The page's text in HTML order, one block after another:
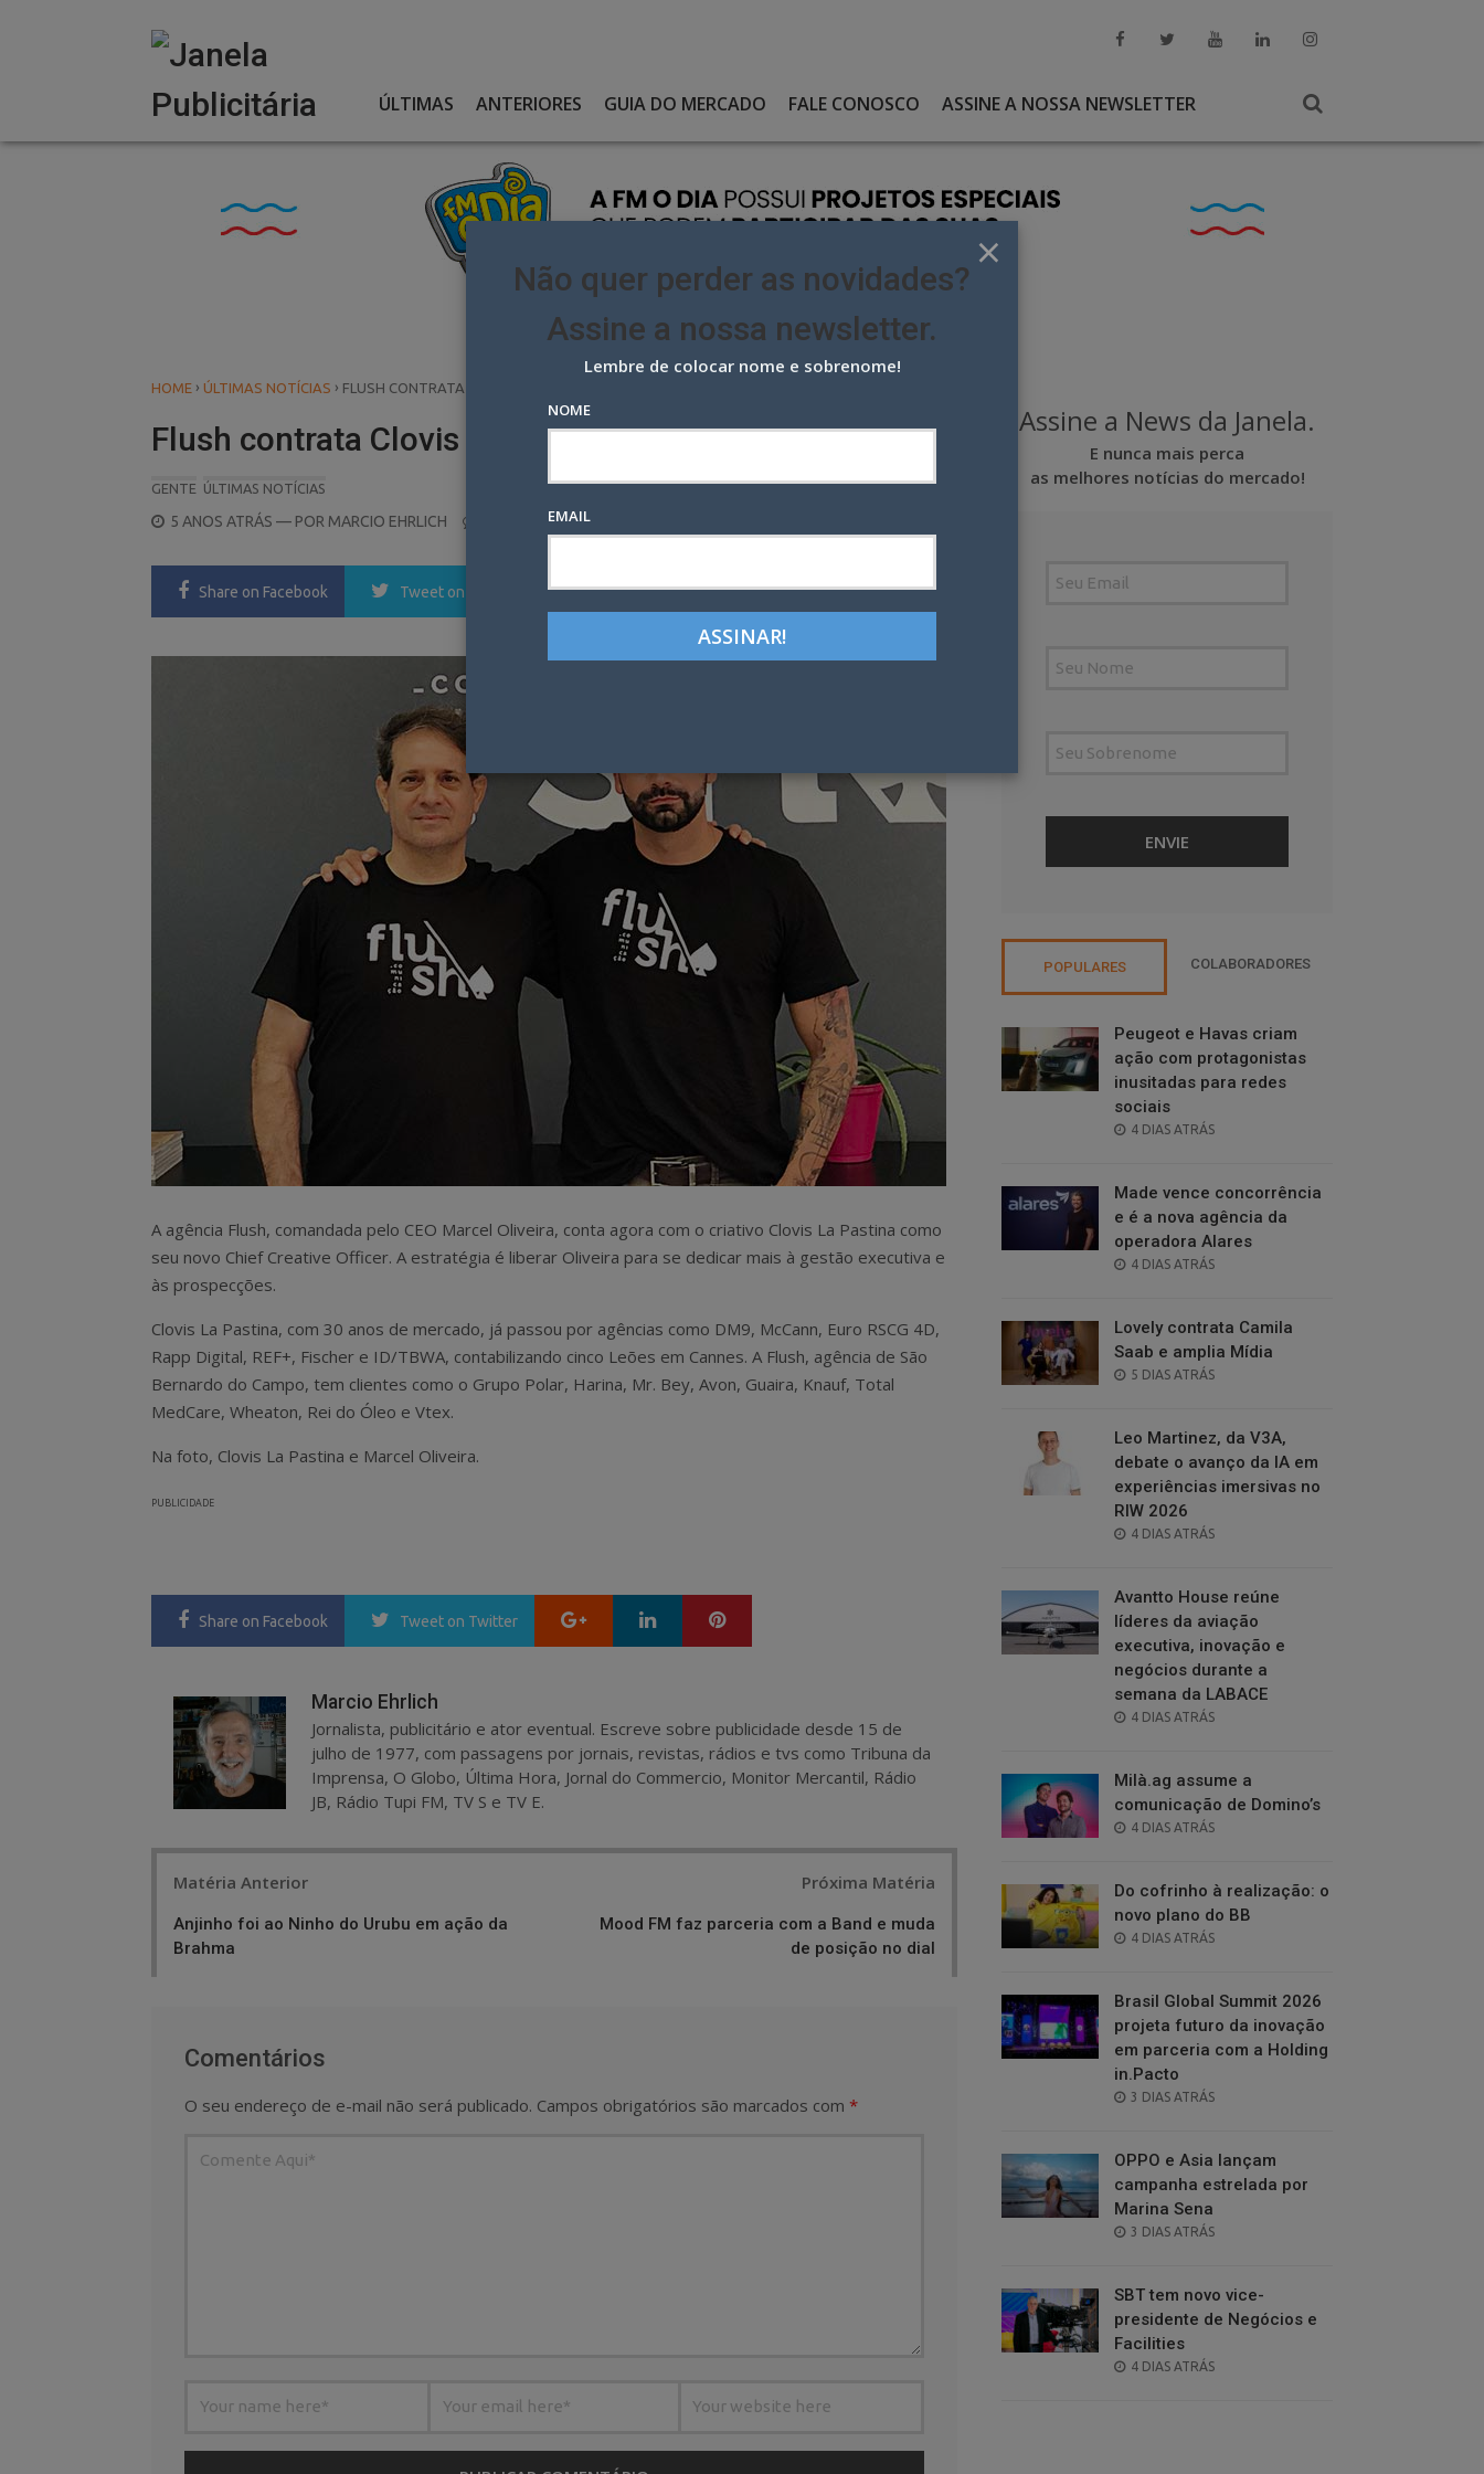
ÚLTIMAS ANTERIORES GUIA DO MERCADO FALE CONOSCO ASSINE A NOSSA NEWSLETTER
HOME › ÚLTIMAS NOTÍCIAS › FLUSH CONTRATA CLOVIS LA PASTINA COMO CCO
Flush contrata Clovis La Pastina como CCO
GENTE ÚLTIMAS NOTÍCIAS
POSTED
5 ANOS ATRÁS — POR MARCIO EHRLICH
Share on Facebook Tweet on Twitter Google+ LinkedIn Pinterest
A agência Flush, comandada pelo CEO Marcel Oliveira, conta agora com o criativo Clovis La Pastina como
seu novo Chief Creative Officer. A estratégia é liberar Oliveira para se dedicar mais à gestão executiva e
às prospecções.
Clovis La Pastina, com 30 anos de mercado, já passou por agências como DM9, McCann, Euro RSCG 4D,
Rapp Digital, REF+, Fischer e ID/TBWA, contabilizando cinco Leões em Cannes. A Flush, agência de São
Bernardo do Campo, tem clientes como o Grupo Polar, Harina, Mr. Bey, Avon, Guaira, Knauf, Total
MedCare, Wheaton, Rei do Óleo e Vtex.
Na foto, Clovis La Pastina e Marcel Oliveira.
PUBLICIDADE
Share on Facebook Tweet on Twitter Google+ LinkedIn
Marcio Ehrlich
Jornalista, publicitário e ator eventual. Escreve sobre publicidade desde 15 de
julho de 1977, com passagens por jornais, revistas, rádios e tvs como Tribuna da
Imprensa, O Globo, Última Hora, Jornal do Commercio, Monitor Mercantil, Rádio
JB, Rádio Tupi FM, TV S e TV E.
Matéria Anterior
Anjinho foi ao Ninho do Urubu em ação da
Brahma
Próxima Matéria
Mood FM faz parceria com a Band e muda
de posição no dial
Comentários
O seu endereço de e-mail não será publicado. Campos obrigatórios são marcados com *
Assine a News da Janela.
E nunca mais perca
as melhores notícias do mercado!
POPULARES COLABORADORES
Peugeot e Havas criam
ação com protagonistas
inusitadas para redes
sociais
POSTED
4 DIAS ATRÁS
Made vence concorrência
e é a nova agência da
operadora Alares
POSTED
4 DIAS ATRÁS
Lovely contrata Camila
Saab e amplia Mídia
POSTED
5 DIAS ATRÁS
Leo Martinez, da V3A,
debate o avanço da IA em
experiências imersivas no
RIW 2026
POSTED
4 DIAS ATRÁS
Avantto House reúne
líderes da aviação
executiva, inovação e
negócios durante a
semana da LABACE
POSTED
4 DIAS ATRÁS
Milà.ag assume a
comunicação de Domino’s
POSTED
4 DIAS ATRÁS
Do cofrinho à realização: o
novo plano do BB
POSTED
4 DIAS ATRÁS
Brasil Global Summit 2026
projeta futuro da inovação
em parceria com a Holding
in.Pacto
POSTED
3 DIAS ATRÁS
OPPO e Asia lançam
campanha estrelada por
Marina Sena
POSTED
3 DIAS ATRÁS
SBT tem novo vice-
presidente de Negócios e
Facilities
POSTED
4 DIAS ATRÁS
×
Não quer perder as novidades?
Assine a nossa newsletter.
Lembre de colocar nome e sobrenome!
NOME
EMAIL